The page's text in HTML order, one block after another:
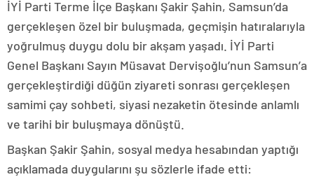
İYİ Parti Terme İlçe Başkanı Şakir Şahin, Samsun’da
gerçekleşen özel bir buluşmada, geçmişin hatıralarıyla
yoğrulmuş duygu dolu bir akşam yaşadı. İYİ Parti
Genel Başkanı Sayın Müsavat Dervişoğlu’nun Samsun’a
gerçekleştirdiği düğün ziyareti sonrası gerçekleşen
samimi çay sohbeti, siyasi nezaketin ötesinde anlamlı
ve tarihi bir buluşmaya dönüştü.
Başkan Şakir Şahin, sosyal medya hesabından yaptığı
açıklamada duygularını şu sözlerle ifade etti: